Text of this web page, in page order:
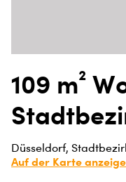
109 m²
Düsseldorf,
Auf der Karte